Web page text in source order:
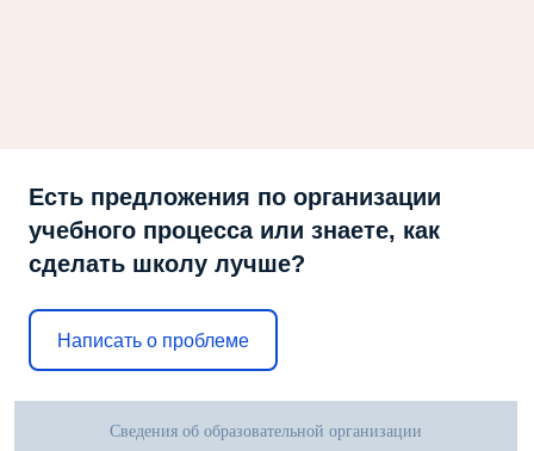
Есть предложения по организации
учебного процесса или знаете, как
сделать школу лучше?
Написать о проблеме
Сведения об образовательной организации